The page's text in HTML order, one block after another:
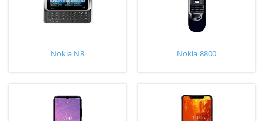
Nokia N8 Nokia 8800